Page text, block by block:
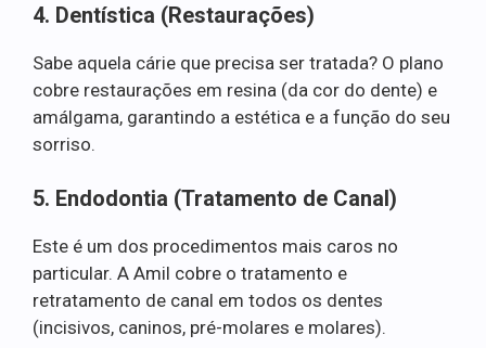
4. Dentística (Restaurações)
Sabe aquela cárie que precisa ser tratada? O plano
cobre restaurações em resina (da cor do dente) e
amálgama, garantindo a estética e a função do seu
sorriso.
5. Endodontia (Tratamento de Canal)
Este é um dos procedimentos mais caros no
particular. A Amil cobre o tratamento e
retratamento de canal em todos os dentes
(incisivos, caninos, pré-molares e molares).